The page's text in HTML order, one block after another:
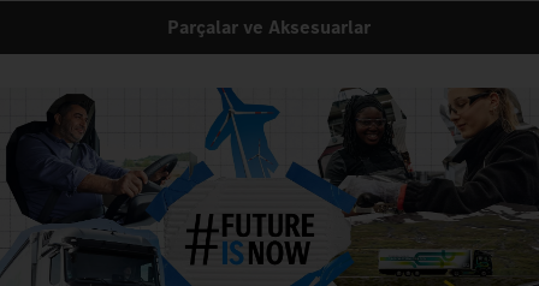
Parçalar ve Aksesuarlar